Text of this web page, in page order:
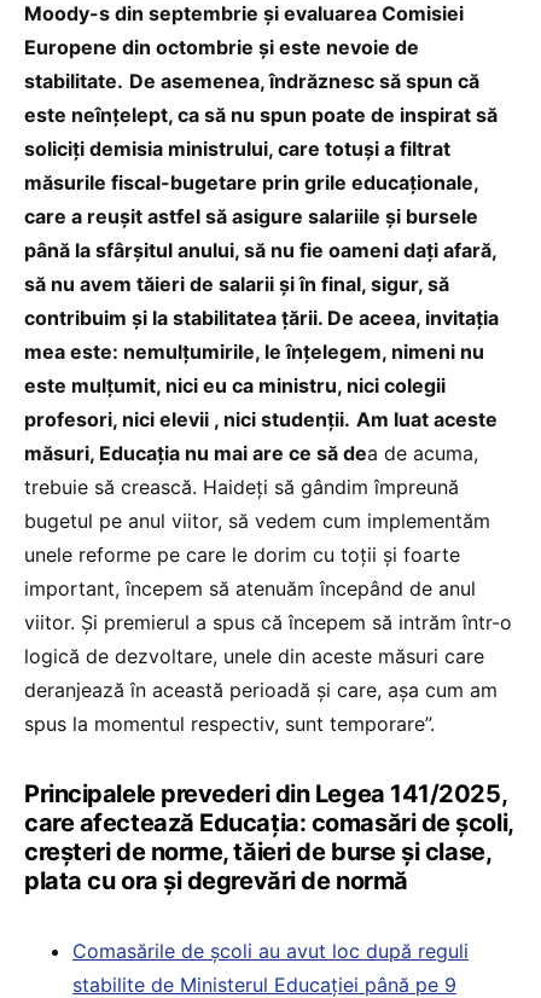
Moody-s din septembrie și evaluarea Comisiei
Europene din octombrie și este nevoie de
stabilitate. De asemenea, îndrăznesc să spun că
este neînțelept, ca să nu spun poate de inspirat să
soliciți demisia ministrului, care totuși a filtrat
măsurile fiscal-bugetare prin grile educaționale,
care a reușit astfel să asigure salariile și bursele
până la sfârșitul anului, să nu fie oameni dați afară,
să nu avem tăieri de salarii și în final, sigur, să
contribuim și la stabilitatea țării. De aceea, invitația
mea este: nemulțumirile, le înțelegem, nimeni nu
este mulțumit, nici eu ca ministru, nici colegii
profesori, nici elevii , nici studenții. Am luat aceste
măsuri, Educația nu mai are ce să dea de acuma,
trebuie să crească. Haideți să gândim împreună
bugetul pe anul viitor, să vedem cum implementăm
unele reforme pe care le dorim cu toții și foarte
important, începem să atenuăm începând de anul
viitor. Și premierul a spus că începem să intrăm într-o
logică de dezvoltare, unele din aceste măsuri care
deranjează în această perioadă și care, așa cum am
spus la momentul respectiv, sunt temporare”.
Principalele prevederi din Legea 141/2025,
care afectează Educația: comasări de școli,
creșteri de norme, tăieri de burse și clase,
plata cu ora și degrevări de normă
Comasările de școli au avut loc după reguli
stabilite de Ministerul Educației până pe 9